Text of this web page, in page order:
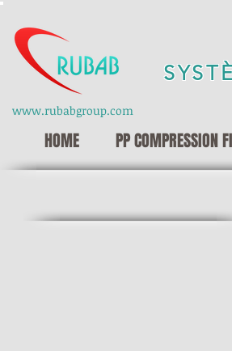
www.rubabgroup.com
HOME PP COMPRESSION